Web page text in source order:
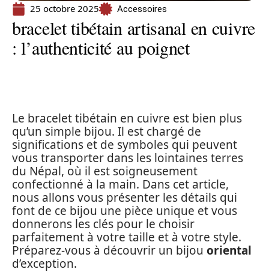
25 octobre 2025 Accessoires
bracelet tibétain artisanal en cuivre
: l’authenticité au poignet
Le bracelet tibétain en cuivre est bien plus
qu’un simple bijou. Il est chargé de
significations et de symboles qui peuvent
vous transporter dans les lointaines terres
du Népal, où il est soigneusement
confectionné à la main. Dans cet article,
nous allons vous présenter les détails qui
font de ce bijou une pièce unique et vous
donnerons les clés pour le choisir
parfaitement à votre taille et à votre style.
Préparez-vous à découvrir un bijou oriental
d’exception.